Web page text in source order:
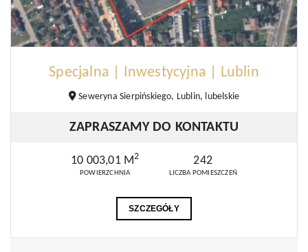
Specjalna | Inwestycyjna | Lublin
Seweryna Sierpińskiego, Lublin, lubelskie
ZAPRASZAMY DO KONTAKTU
10 003,01 M2
POWIERZCHNIA
242
LICZBA POMIESZCZEŃ
SZCZEGÓŁY